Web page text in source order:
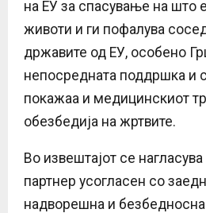
на ЕУ за спасување на што
животи и ги пофалува
државите од ЕУ, особено
непосредната поддршка и
покажаа и медицинскиот
обезбедија на жртвите.
Во извештајот се
партнер усогласен со
надворешна и безбедносна